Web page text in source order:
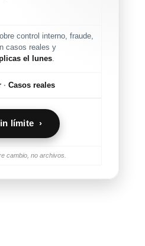
control interno, fraude,
casos reales y
el lunes.
· Casos reales
límite ›
cambio, no archivos.